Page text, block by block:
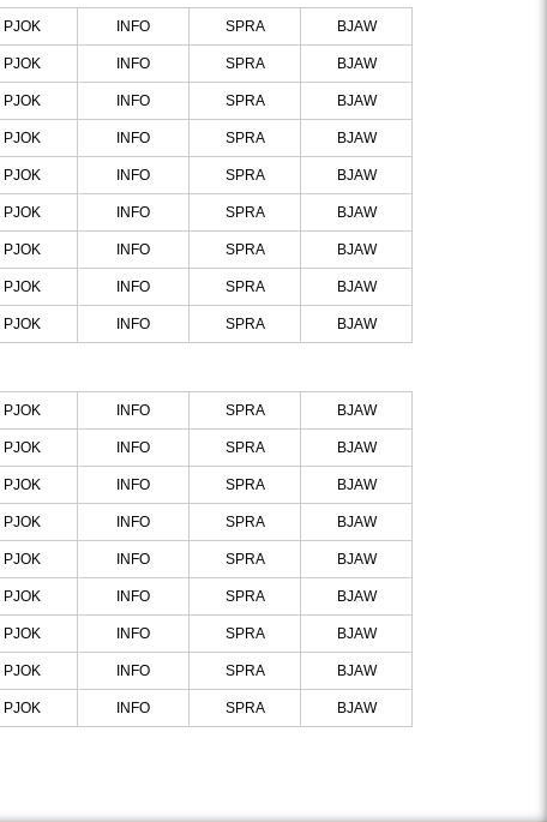
PJOK INFO SPRA BJAW
PJOK INFO SPRA BJAW
PJOK INFO SPRA BJAW
PJOK INFO SPRA BJAW
PJOK INFO SPRA BJAW
PJOK INFO SPRA BJAW
PJOK INFO SPRA BJAW
PJOK INFO SPRA BJAW
PJOK INFO SPRA BJAW
PJOK INFO SPRA BJAW
PJOK INFO SPRA BJAW
PJOK INFO SPRA BJAW
PJOK INFO SPRA BJAW
PJOK INFO SPRA BJAW
PJOK INFO SPRA BJAW
PJOK INFO SPRA BJAW
PJOK INFO SPRA BJAW
PJOK INFO SPRA BJAW